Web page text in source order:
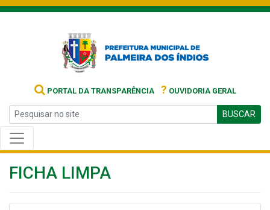
PORTAL DA TRANSPARÊNCIA ? OUVIDORIA GERAL
BUSCAR
FICHA LIMPA